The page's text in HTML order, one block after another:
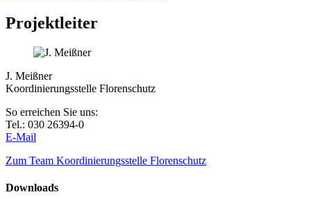
Projektleiter
J. Meißner
Koordinierungsstelle Florenschutz
So erreichen Sie uns:
Tel.: 030 26394-0
E-Mail
Zum Team Koordinierungsstelle Florenschutz
Downloads